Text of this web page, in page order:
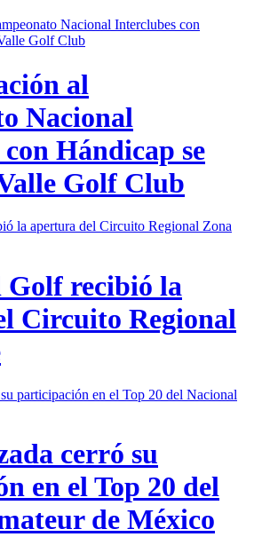
al
Nacional
Hándicap se
Golf Club
Golf recibió la
Circuito Regional
cerró su
en el Top 20 del
de México